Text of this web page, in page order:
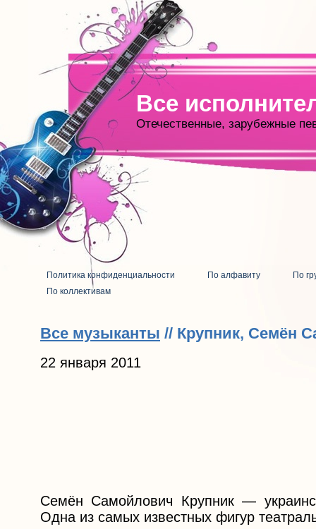
Все
Отечественные, зарубежные
Политика конфиденциальности По алфавиту
По
По коллективам
Все музыканты // Крупник, Семён
22 января 2011
Семён Самойлович Крупник —
Одна из самых известных фигур